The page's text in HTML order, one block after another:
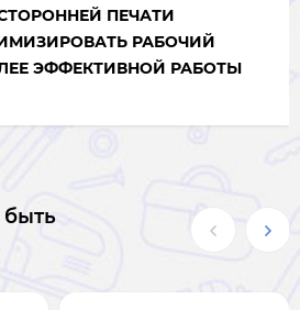
ПЕЧАТИ
РАБОЧИЙ
ЭФФЕКТИВНОЙ РАБОТЫ